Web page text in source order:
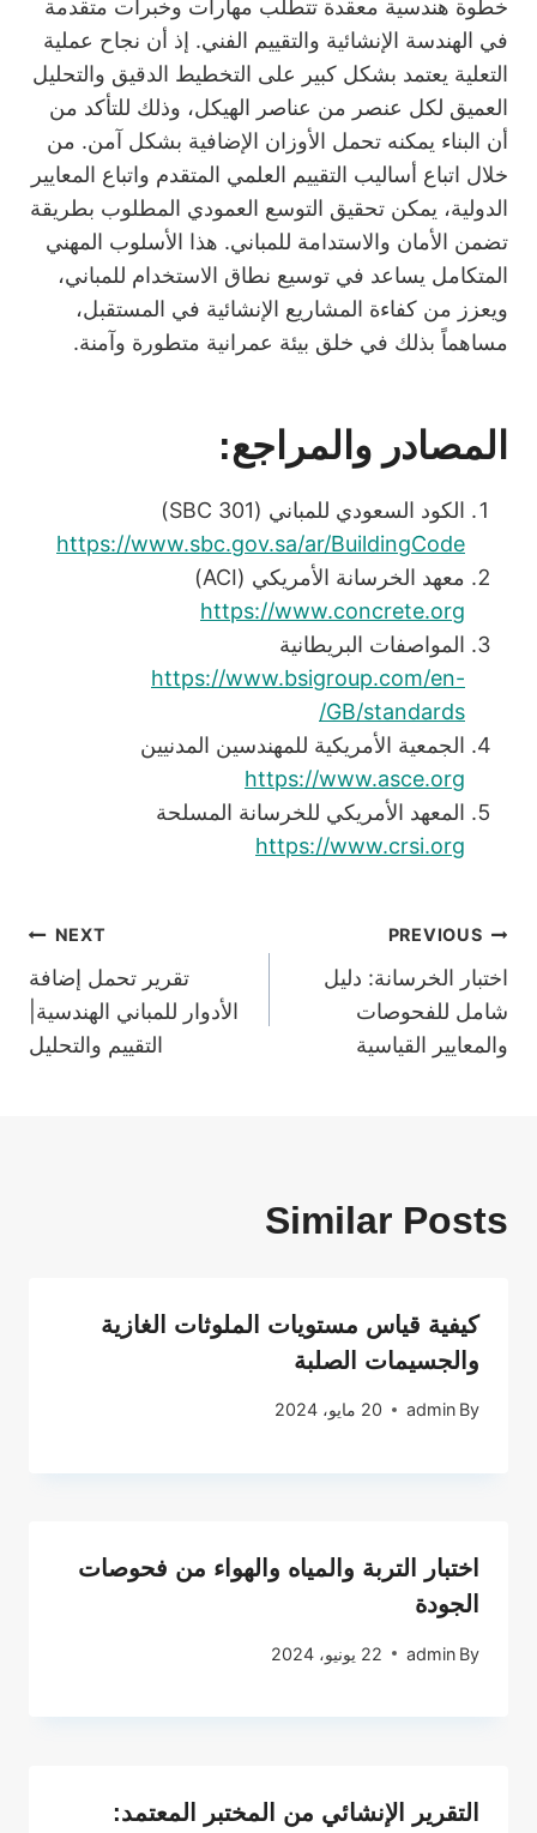
خطوة هندسية معقدة تتطلب مهارات وخبرات متقدمة
في الهندسة الإنشائية والتقييم الفني. إذ أن نجاح عملية
التعلية يعتمد بشكل كبير على التخطيط الدقيق والتحليل
العميق لكل عنصر من عناصر الهيكل، وذلك للتأكد من
أن البناء يمكنه تحمل الأوزان الإضافية بشكل آمن. من
خلال اتباع أساليب التقييم العلمي المتقدم واتباع المعايير
الدولية، يمكن تحقيق التوسع العمودي المطلوب بطريقة
تضمن الأمان والاستدامة للمباني. هذا الأسلوب المهني
المتكامل يساعد في توسيع نطاق الاستخدام للمباني،
ويعزز من كفاءة المشاريع الإنشائية في المستقبل،
مساهماً بذلك في خلق بيئة عمرانية متطورة وآمنة.
المصادر والمراجع:
الكود السعودي للمباني (SBC 301)
https://www.sbc.gov.sa/ar/BuildingCode
معهد الخرسانة الأمريكي (ACI)
https://www.concrete.org
المواصفات البريطانية
https://www.bsigroup.com/en-
GB/standards/
الجمعية الأمريكية للمهندسين المدنيين
https://www.asce.org
المعهد الأمريكي للخرسانة المسلحة
https://www.crsi.org
تصفّح
المقالات
PREVIOUS
اختبار الخرسانة: دليل
شامل للفحوصات
والمعايير القياسية
NEXT
تقرير تحمل إضافة
الأدوار للمباني الهندسية|
التقييم والتحليل
Similar Posts
كيفية قياس مستويات الملوثات الغازية
والجسيمات الصلبة
By
admin 20 مايو، 2024
اختبار التربة والمياه والهواء من فحوصات
الجودة
By
admin 22 يونيو، 2024
التقرير الإنشائي من المختبر المعتمد: